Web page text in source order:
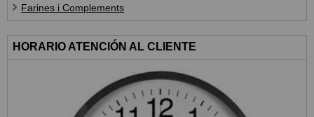
Farines i Complements
HORARIO ATENCIÓN AL CLIENTE